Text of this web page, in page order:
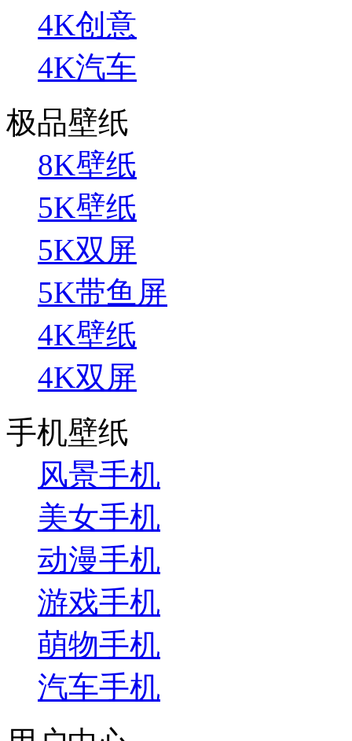
4K创意
4K汽车
极品壁纸
8K壁纸
5K壁纸
5K双屏
5K带鱼屏
4K壁纸
4K双屏
手机壁纸
风景手机
美女手机
动漫手机
游戏手机
萌物手机
汽车手机